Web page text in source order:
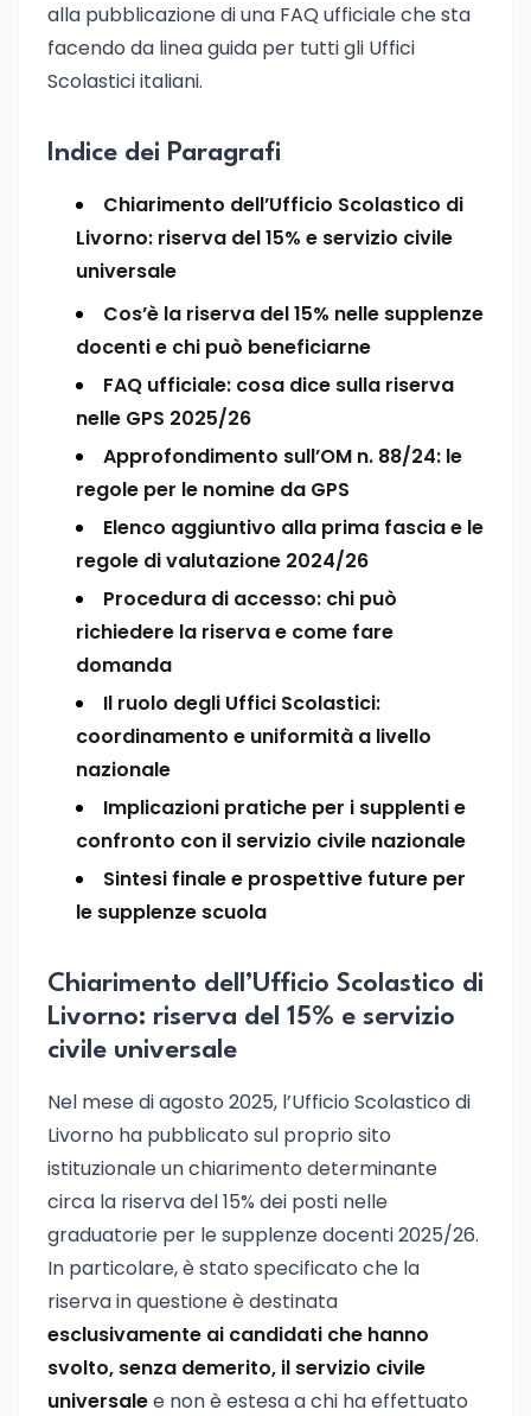
alla pubblicazione di una FAQ ufficiale che sta
facendo da linea guida per tutti gli Uffici
Scolastici italiani.
Indice dei Paragrafi
Chiarimento dell’Ufficio Scolastico di
Livorno: riserva del 15% e servizio civile
universale
Cos’è la riserva del 15% nelle supplenze
docenti e chi può beneficiarne
FAQ ufficiale: cosa dice sulla riserva
nelle GPS 2025/26
Approfondimento sull’OM n. 88/24: le
regole per le nomine da GPS
Elenco aggiuntivo alla prima fascia e le
regole di valutazione 2024/26
Procedura di accesso: chi può
richiedere la riserva e come fare
domanda
Il ruolo degli Uffici Scolastici:
coordinamento e uniformità a livello
nazionale
Implicazioni pratiche per i supplenti e
confronto con il servizio civile nazionale
Sintesi finale e prospettive future per
le supplenze scuola
Chiarimento dell’Ufficio Scolastico di
Livorno: riserva del 15% e servizio
civile universale
Nel mese di agosto 2025, l’Ufficio Scolastico di
Livorno ha pubblicato sul proprio sito
istituzionale un chiarimento determinante
circa la riserva del 15% dei posti nelle
graduatorie per le supplenze docenti 2025/26.
In particolare, è stato specificato che la
riserva in questione è destinata
esclusivamente ai candidati che hanno
svolto, senza demerito, il servizio civile
universalee non è estesa a chi ha effettuato